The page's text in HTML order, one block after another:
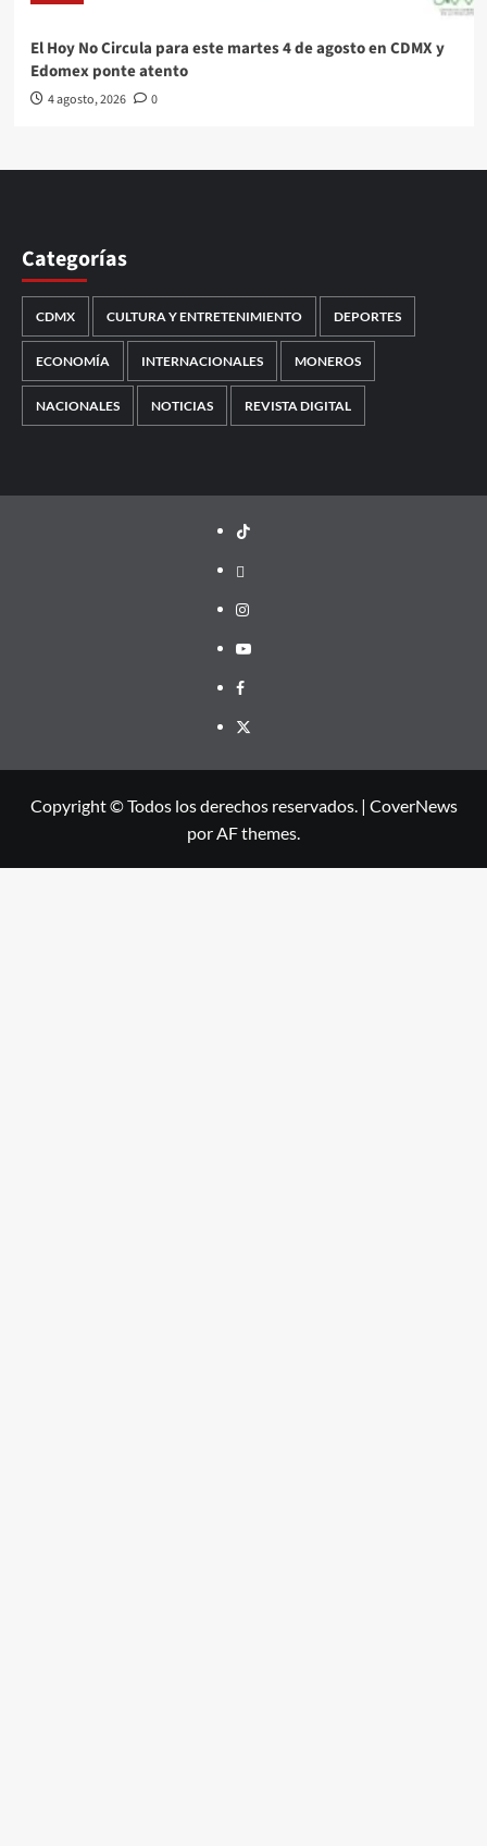
El Hoy No Circula para este martes 4 de agosto en CDMX y
Edomex ponte atento
4 agosto, 2026 0
Categorías
CDMX CULTURA Y ENTRETENIMIENTO DEPORTES
ECONOMÍA INTERNACIONALES MONEROS
NACIONALES NOTICIAS REVISTA DIGITAL
TikTok
threads
Instagram
Youtube
Facebook
X
Copyright © Todos los derechos reservados. | CoverNews
por AF themes.